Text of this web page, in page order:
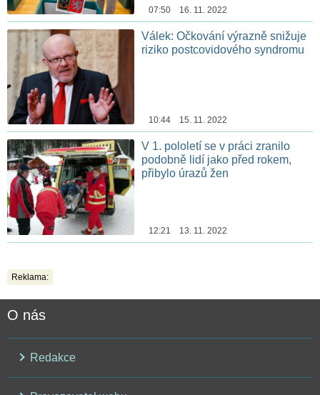
07:50 16. 11. 2022
Válek: Očkování výrazně snižuje
riziko postcovidového syndromu
10:44 15. 11. 2022
V 1. pololetí se v práci zranilo
podobně lidí jako před rokem,
přibylo úrazů žen
12:21 13. 11. 2022
Reklama:
O nás
Redakce